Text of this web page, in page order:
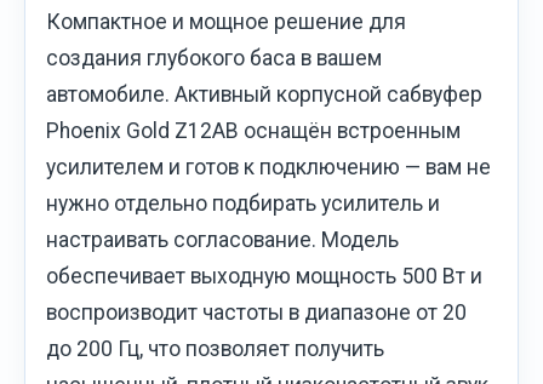
Компактное и мощное решение для
создания глубокого баса в вашем
автомобиле. Активный корпусной сабвуфер
Phoenix Gold Z12AB оснащён встроенным
усилителем и готов к подключению — вам не
нужно отдельно подбирать усилитель и
настраивать согласование. Модель
обеспечивает выходную мощность 500 Вт и
воспроизводит частоты в диапазоне от 20
до 200 Гц, что позволяет получить